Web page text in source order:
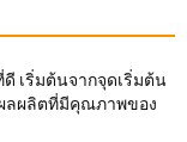
เริ่มต้นจากจุดเริ่มต้น
ลผลิตที่มีคุณภาพของ